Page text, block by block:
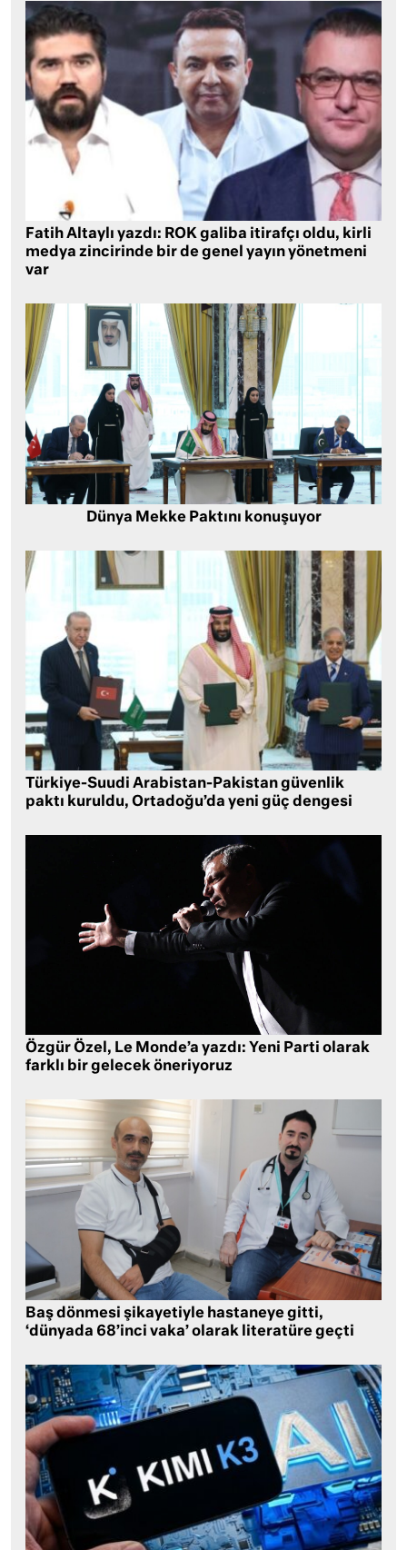
Fatih Altaylı yazdı: ROK galiba itirafçı oldu, kirli
medya zincirinde bir de genel yayın yönetmeni
var
Dünya Mekke Paktını konuşuyor
Türkiye-Suudi Arabistan-Pakistan güvenlik
paktı kuruldu, Ortadoğu’da yeni güç dengesi
Özgür Özel, Le Monde’a yazdı: Yeni Parti olarak
farklı bir gelecek öneriyoruz
Baş dönmesi şikayetiyle hastaneye gitti,
‘dünyada 68’inci vaka’ olarak literatüre geçti